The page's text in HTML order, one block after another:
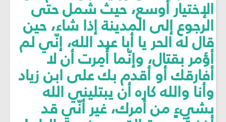
الإختيار أوسع، حيث شمل حتى
الرجوع إلى المدينة إذا شاء، حين
قال له الحر يا أبا عبد الله، إنّي لم
أؤمر بقتال، وإنّما أُمِرت أن لا
أفارقك أو أقدم بك على ابن زياد
وأنا والله كاره أن يبتليني الله
بشيءٍ من أمرك، غير أنّي قد